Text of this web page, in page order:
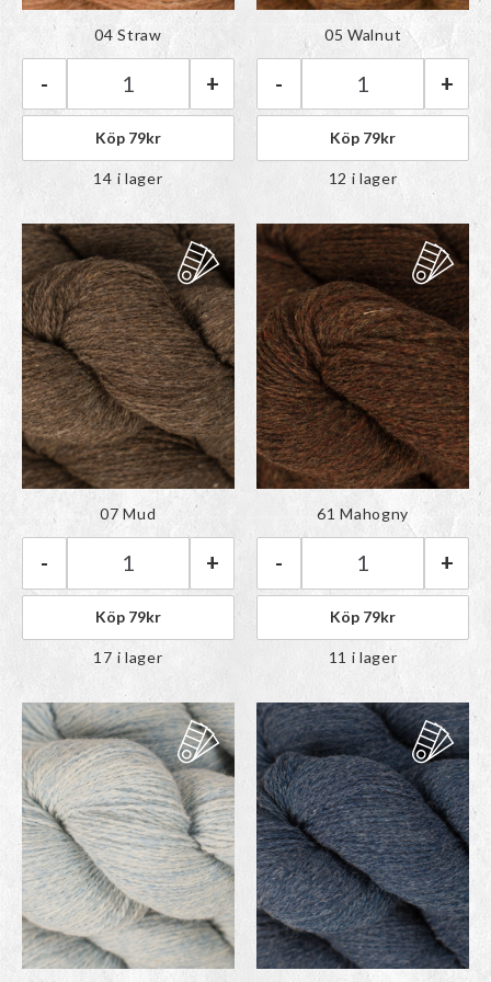
Färgen har lagts till i
paletten
BC Garn Bio Shetland GOTS | 04 Straw mängd
- +
04 Straw
Köp 79kr
14 i lager
Färgen har lagts till i
paletten
BC Garn Bio
- +
05 Walnut
Köp 79kr
12 i lager
Färgen har lagts till i
paletten
BC Garn Bio Shetland GOTS | 07 Mud mängd
- +
07 Mud
Köp 79kr
17 i lager
Färgen har lagts till i
paletten
BC Garn Bio
- +
61 Mahogny
Köp 79kr
11 i lager